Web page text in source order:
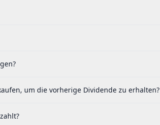
um die vorherige Dividende zu erhalten?